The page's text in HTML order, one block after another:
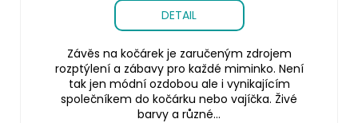
DETAIL
Závěs na kočárek je zaručeným zdrojem
rozptýlení a zábavy pro každé miminko. Není
tak jen módní ozdobou ale i vynikajícím
společníkem do kočárku nebo vajíčka. Živé
barvy a různé...